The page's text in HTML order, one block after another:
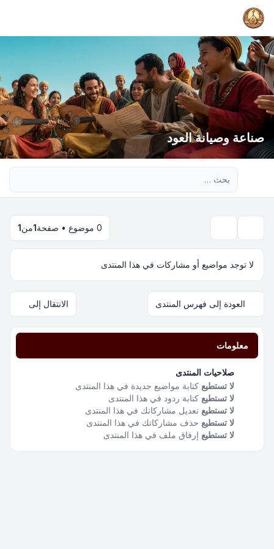
صناعة وصيانة العود
0 موضوع • صفحة 1من1
لا توجد مواضيع أو مشاركات في هذا المنتدى
العودة إلى فهرس المنتدى الانتقال إلى
معلومات
صلاحيات المنتدى
لا تستطيع كتابة مواضيع جديدة في هذا المنتدى
لا تستطيع كتابة ردود في هذا المنتدى
لا تستطيع تعديل مشاركاتك في هذا المنتدى
لا تستطيع حذف مشاركاتك في هذا المنتدى
لا تستطيع إرفاق ملف في هذا المنتدى